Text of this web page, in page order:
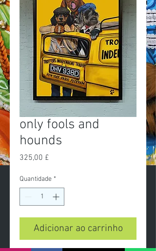
only fools and
hounds
325,00 £
Quantidade *
Adicionar ao carrinho